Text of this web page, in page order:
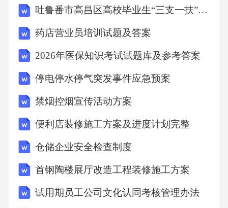
义务C、听证的权利和程序D、以上都是答案：
机关作出行政处罚决定前，应当告知当事人作
出行政处罚决定的事实、理由及依据，并告知
当事人依法享有的权利，包括陈述权、申辩
权、申请听证等。A、B、C三项均为告知内
领域取得的重大科技成就，其重要意义在于()。
A、显著提高了我国粮食单产水平B、解决了全
球粮食短缺问题C、推动了农业机械化技术的突
破D、使我国成为世界最大的粮食出口国答案：
A解析：我国在超级杂交水稻领域取得的重大科
吐鲁番市高昌区高校毕业生“三支一扶”计划考试真题2025
药店营业员培训试题及答案
2026年医保知识考试试题库及参考答案
停电停水停气突发事件应急预案
禁烟控烟宣传活动方案
便利店装修施工方案及进度计划完整
仓储企业安全检查制度
首钢陶楼展厅改造工程装修施工方案
试用期员工公司文化认同考核管理办法